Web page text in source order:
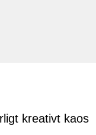
kreativt kaos